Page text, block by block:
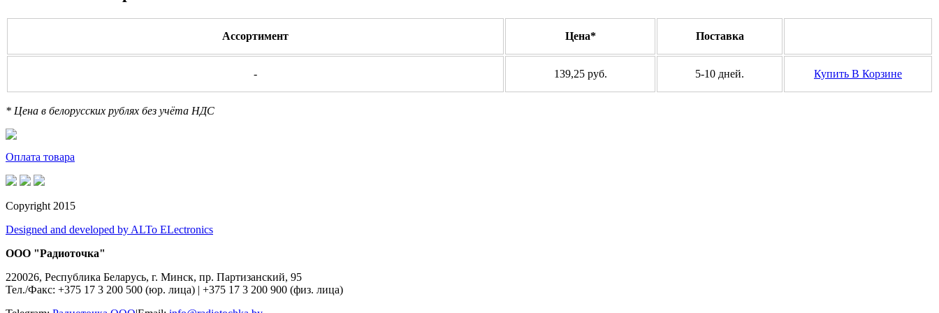
Ассортимент Цена* Поставка
- 139,25 руб. 5-10 дней. Купить В Корзине
* Цена в белорусских рублях без учёта НДС
Оплата товара
Copyright 2015
Designed and developed by ALTo ELectronics
ООО "Радиоточка"
220026, Республика Беларусь, г. Минск, пр. Партизанский, 95
Тел./Факс: +375 17 3 200 500 (юр. лица) | +375 17 3 200 900 (физ. лица)